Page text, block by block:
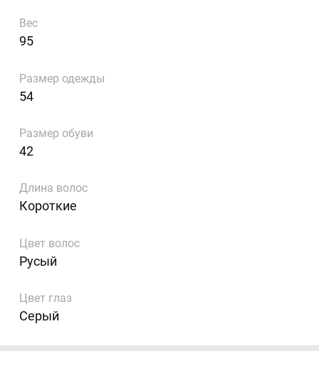
Вес
95
Размер одежды
54
Размер обуви
42
Длина волос
Короткие
Цвет волос
Русый
Цвет глаз
Серый